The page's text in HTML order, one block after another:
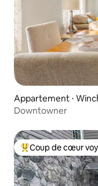
Appartement ⋅
Downtowner
Coups de cœur
Coup de cœur